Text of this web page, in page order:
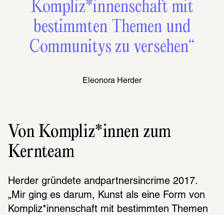
Kompliz*innenschaft mit
bestimmten Themen und
Communitys zu versehen“
Eleonora Herder
Von Kompliz*innen zum
Kernteam
Herder gründete andpartnersincrime 2017.
„Mir ging es darum, Kunst als eine Form von
Kompliz*innenschaft mit bestimmten Themen